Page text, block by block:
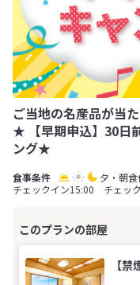
ご当地の名産品が当
★ 【早期申込】30日
ング★
夕・朝食
チェックイン15:00 チェッ
【